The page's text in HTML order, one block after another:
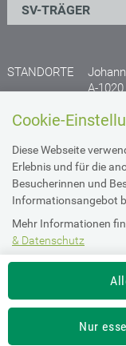
Cookie-
Diese Webseite
Erlebnis und für die
Besucherinnen und
Informationsangebot
Mehr Informationen
& Datenschutz
Die Einstellung können
" ändern.
Nur
SV-TRÄGER
STANDORTE
A-
A-